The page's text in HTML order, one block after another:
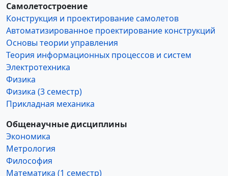
Самолетостроение
Конструкция и проектирование самолетов
Автоматизированное проектирование конструкций
Основы теории управления
Теория информационных процессов и систем
Электротехника
Физика
Физика (3 семестр)
Прикладная механика
Общенаучные дисциплины
Экономика
Метрология
Философия
Математика (1 семестр)